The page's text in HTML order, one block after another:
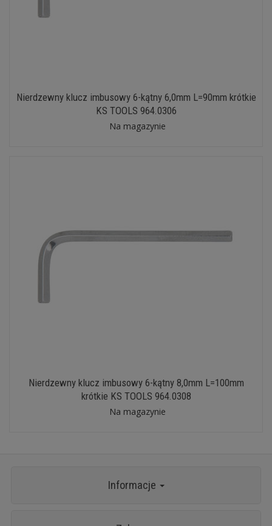
Nierdzewny klucz imbusowy 6-kątny 6,0mm L=90mm krótkie
KS TOOLS 964.0306
Na magazynie
Nierdzewny klucz imbusowy 6-kątny 8,0mm L=100mm
krótkie KS TOOLS 964.0308
Na magazynie
Informacje